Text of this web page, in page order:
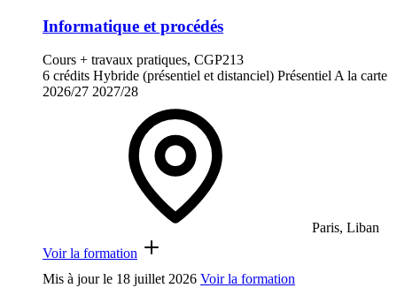
Informatique et procédés
Cours + travaux pratiques, CGP213
6 crédits Hybride (présentiel et distanciel) PrésentielA la carte
2026/27 2027/28
Paris, Liban
Voir la formation
Mis à jour le 18 juillet 2026 Voir la formation